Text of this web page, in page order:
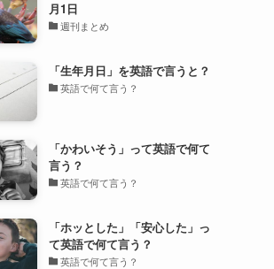
月1日
週刊まとめ
「生年月日」を英語で言うと？
英語で何て言う？
「かわいそう」って英語で何て
言う？
英語で何て言う？
「ホッとした」「安心した」っ
て英語で何て言う？
英語で何て言う？